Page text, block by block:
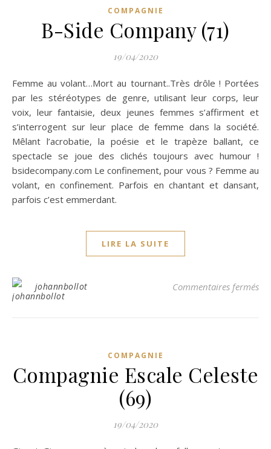
COMPAGNIE
B-Side Company (71)
19/04/2020
Femme au volant…Mort au tournant..Très drôle ! Portées
par les stéréotypes de genre, utilisant leur corps, leur
voix, leur fantaisie, deux jeunes femmes s’affirment et
s’interrogent sur leur place de femme dans la société.
Mêlant l’acrobatie, la poésie et le trapèze ballant, ce
spectacle se joue des clichés toujours avec humour !
bsidecompany.com Le confinement, pour vous ? Femme au
volant, en confinement. Parfois en chantant et dansant,
parfois c’est emmerdant.
LIRE LA SUITE
johannbollot Commentaires fermés
COMPAGNIE
Compagnie Escale Celeste
(69)
19/04/2020